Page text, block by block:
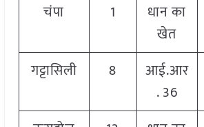
चंपा 1
धान का
खेत
गट्टासिली 8
आई.आर
. 36